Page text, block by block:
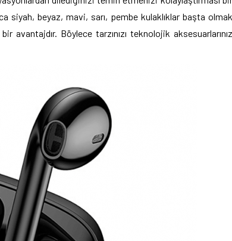
siyah, beyaz, mavi, sarı, pembe kulaklıklar başta olmak
Böylece tarzınızı teknolojik aksesuarlarınız